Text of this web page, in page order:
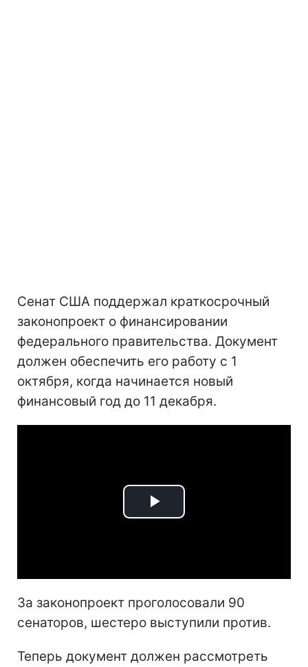
Сенат США поддержал краткосрочный
законопроект о финансировании
федерального правительства. Документ
должен обеспечить его работу с 1
октября, когда начинается новый
финансовый год до 11 декабря.
Play
За законопроект проголосовали 90
сенаторов, шестеро выступили против.
Теперь документ должен рассмотреть